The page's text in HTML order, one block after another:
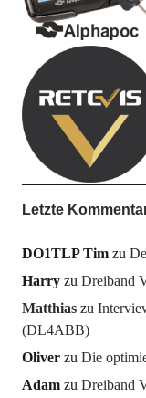
Letzte
DO1TLP Timzu
Harryzu Dreiband
Matthiaszu
(DL4ABB)
Oliverzu Die
Adamzu Dreiband